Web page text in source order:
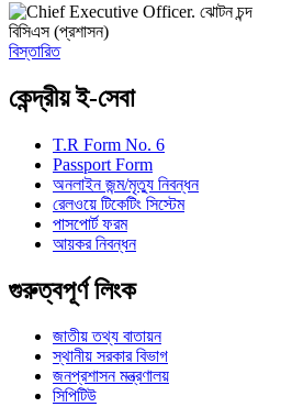
ঝোটন চন্দ
বিসিএস (প্রশাসন)
বিস্তারিত
কেন্দ্রীয় ই-সেবা
T.R Form No. 6
Passport Form
অনলাইন জন্ম/মৃত্যু নিবন্ধন
রেলওয়ে টিকেটিং সিস্টেম
পাসপোর্ট ফরম
আয়কর নিবন্ধন
গুরুত্বপূর্ণ লিংক
জাতীয় তথ্য বাতায়ন
স্থানীয় সরকার বিভাগ
জনপ্রশাসন মন্ত্রণালয়
সিপিটিউ